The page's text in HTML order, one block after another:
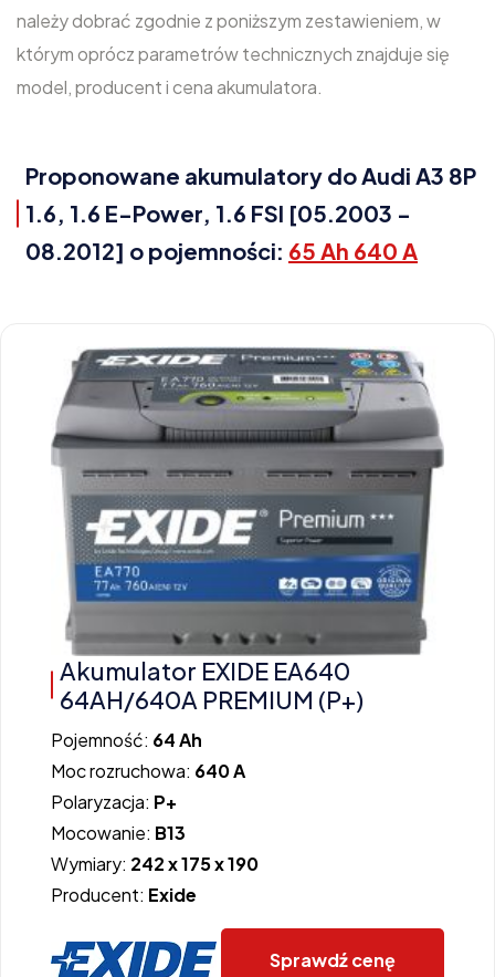
należy dobrać zgodnie z poniższym zestawieniem, w
którym oprócz parametrów technicznych znajduje się
model, producent i cena akumulatora.
Proponowane akumulatory do Audi A3 8P
1.6, 1.6 E-Power, 1.6 FSI [05.2003 -
08.2012] o pojemności: 65 Ah 640 A
Akumulator EXIDE EA640
64AH/640A PREMIUM (P+)
Pojemność: 64 Ah
Moc rozruchowa: 640 A
Polaryzacja: P+
Mocowanie: B13
Wymiary: 242 x 175 x 190
Producent: Exide
Sprawdź cenę